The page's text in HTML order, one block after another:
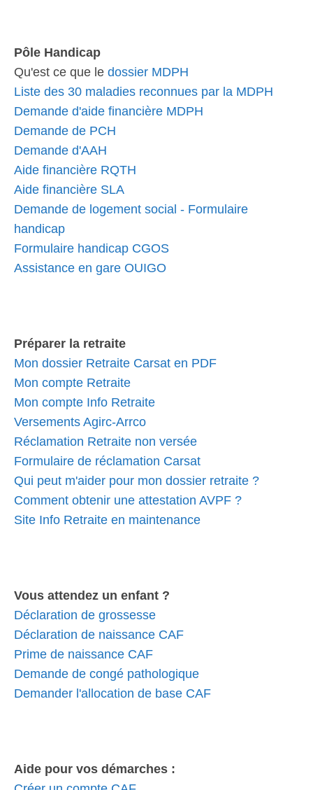
Pôle Handicap
Qu'est ce que le dossier MDPH
Liste des 30 maladies reconnues par la MDPH
Demande d'aide financière MDPH
Demande de PCH
Demande d'AAH
Aide financière RQTH
Aide financière SLA
Demande de logement social - Formulaire
handicap
Formulaire handicap CGOS
Assistance en gare OUIGO
Préparer la retraite
Mon dossier Retraite Carsat en PDF
Mon compte Retraite
Mon compte Info Retraite
Versements Agirc-Arrco
Réclamation Retraite non versée
Formulaire de réclamation Carsat
Qui peut m'aider pour mon dossier retraite ?
Comment obtenir une attestation AVPF ?
Site Info Retraite en maintenance
Vous attendez un enfant ?
Déclaration de grossesse
Déclaration de naissance CAF
Prime de naissance CAF
Demande de congé pathologique
Demander l'allocation de base CAF
Aide pour vos démarches :